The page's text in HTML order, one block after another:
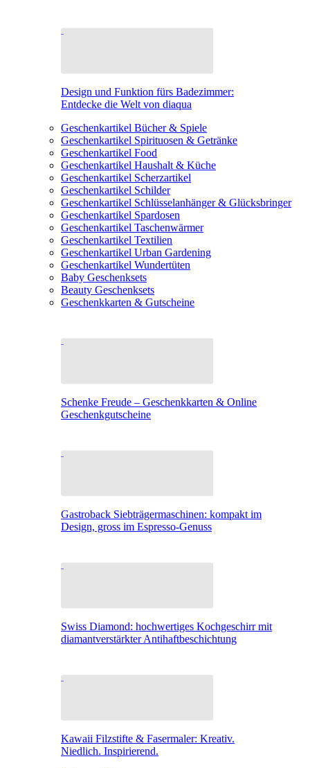
Design und Funktion fürs Badezimmer:
Entdecke die Welt von diaqua
Geschenkartikel Bücher & Spiele
Geschenkartikel Spirituosen & Getränke
Geschenkartikel Food
Geschenkartikel Haushalt & Küche
Geschenkartikel Scherzartikel
Geschenkartikel Schilder
Geschenkartikel Schlüsselanhänger & Glücksbringer
Geschenkartikel Spardosen
Geschenkartikel Taschenwärmer
Geschenkartikel Textilien
Geschenkartikel Urban Gardening
Geschenkartikel Wundertüten
Baby Geschenksets
Beauty Geschenksets
Geschenkkarten & Gutscheine
Schenke Freude – Geschenkkarten & Online
Geschenkgutscheine
Gastroback Siebträgermaschinen: kompakt im
Design, gross im Espresso-Genuss
Swiss Diamond: hochwertiges Kochgeschirr mit
diamantverstärkter Antihaftbeschichtung
Kawaii Filzstifte & Fasermaler: Kreativ.
Niedlich. Inspirierend.